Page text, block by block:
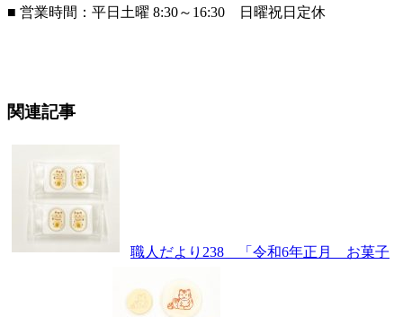
■ 営業時間：平日土曜 8:30～16:30 日曜祝日定休
関連記事
職人だより238 「令和6年正月 お菓子